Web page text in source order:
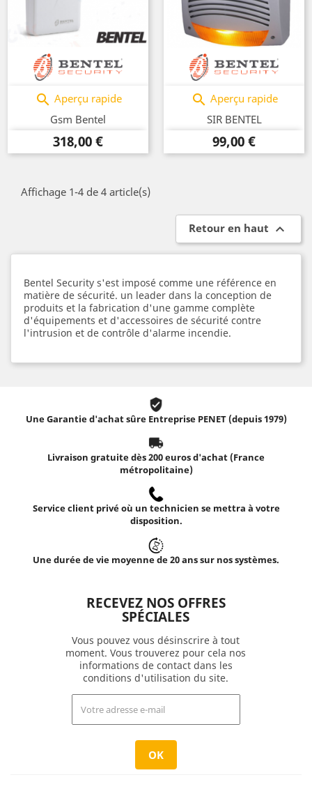
 Aperçu rapide
Gsm Bentel
Prix
318,00 €
 Aperçu rapide
SIR BENTEL
Prix
99,00 €
Affichage 1-4 de 4 article(s)
Retour en haut 
Bentel Security s'est imposé comme une référence en
matière de sécurité. un leader dans la conception de
produits et la fabrication d'une gamme complète
d'équipements et d'accessoires de sécurité contre
l'intrusion et de contrôle d'alarme incendie.
Une Garantie d'achat sûre Entreprise PENET (depuis 1979)
Livraison gratuite dès 200 euros d'achat (France
métropolitaine)
Service client privé où un technicien se mettra à votre
disposition.
Une durée de vie moyenne de 20 ans sur nos systèmes.
RECEVEZ NOS OFFRES
SPÉCIALES
Vous pouvez vous désinscrire à tout
moment. Vous trouverez pour cela nos
informations de contact dans les
conditions d'utilisation du site.